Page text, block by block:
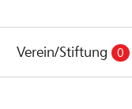
Verein/Stiftung 0